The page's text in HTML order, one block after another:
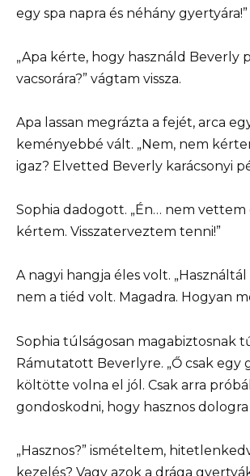
egy spa napra és néhány gyertyára!”
„Apa kérte, hogy használd Beverly
vacsorára?” vágtam vissza.
Apa lassan megrázta a fejét, arca
keményebbé vált. „Nem, nem
igaz? Elvetted Beverly karácsonyi
Sophia dadogott. „Én… nem vettem
kértem. Visszaterveztem tenni!”
A nagyi hangja éles volt.
nem a tiéd volt. Magadra. Hogyan
Sophia túlságosan magabiztosnak
Rámutatott Beverlyre. „Ő csak egy
költötte volna el jól. Csak arra
gondoskodni, hogy hasznos dologra
„Hasznos?” ismételtem,
kezelés? Vagy azok a drága